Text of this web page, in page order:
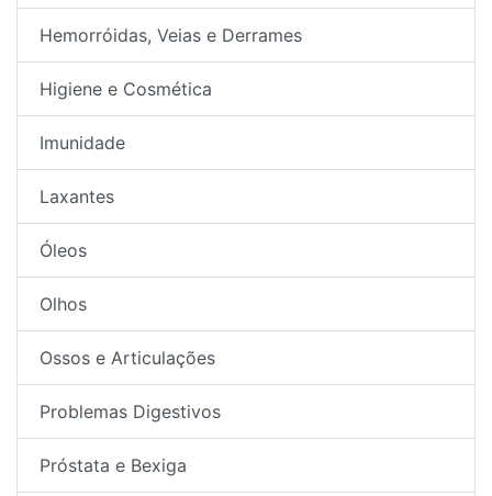
Hemorróidas, Veias e Derrames
Higiene e Cosmética
Imunidade
Laxantes
Óleos
Olhos
Ossos e Articulações
Problemas Digestivos
Próstata e Bexiga